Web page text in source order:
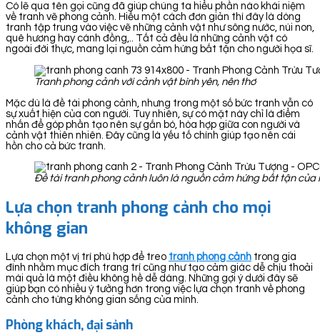
Có lẽ qua tên gọi cũng đã giúp chúng ta hiểu phần nào khái niệm
về tranh vẽ phong cảnh. Hiểu một cách đơn giản thì đây là dòng
tranh tập trung vào việc vẽ những cảnh vật như sông nước, núi non,
quê hương hay cánh đồng,.. Tất cả đều là những cảnh vật có
ngoài đời thực, mang lại nguồn cảm hứng bất tận cho người họa sĩ.
Tranh phong cảnh với cảnh vật bình yên, nên thơ
Mặc dù là đề tài phong cảnh, nhưng trong một số bức tranh vẫn có
sự xuất hiện của con người. Tuy nhiên, sự có mặt này chỉ là điểm
nhấn để góp phần tạo nên sự gắn bó, hòa hợp giữa con người và
cảnh vật thiên nhiên. Đây cũng là yếu tố chính giúp tạo nên cái
hồn cho cả bức tranh.
Đề tài tranh phong cảnh luôn là nguồn cảm hứng bất tận của
Lựa chọn tranh phong cảnh cho mọi
không gian
Lựa chọn một vị trí phù hợp để treo tranh phong cảnh trong gia
đình nhằm mục đích trang trí cũng như tạo cảm giác dễ chịu thoải
mái quả là một điều không hề dễ dàng. Những gợi ý dưới đây sẽ
giúp bạn có nhiều ý tưởng hơn trong việc lựa chọn tranh về phong
cảnh cho từng không gian sống của mình.
Phòng khách, đại sảnh